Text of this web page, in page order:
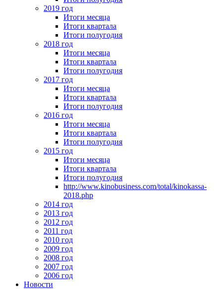
2019 год
Итоги месяца
Итоги квартала
Итоги полугодия
2018 год
Итоги месяца
Итоги квартала
Итоги полугодия
2017 год
Итоги месяца
Итоги квартала
Итоги полугодия
2016 год
Итоги месяца
Итоги квартала
Итоги полугодия
2015 год
Итоги месяца
Итоги квартала
Итоги полугодия
http://www.kinobusiness.com/total/kinokassa-
2018.php
2014 год
2013 год
2012 год
2011 год
2010 год
2009 год
2008 год
2007 год
2006 год
Новости